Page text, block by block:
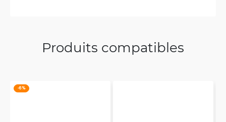
Produits compatibles
-6 %